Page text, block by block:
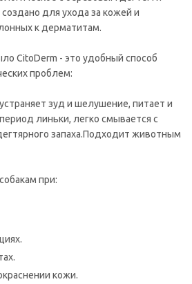
для ухода за кожей и
к дерматитам.
CitoDerm - это удобный способ
проблем:
зуд и шелушение, питает и
линьки, легко смывается с
запаха.Подходит животным
при:
кожи.